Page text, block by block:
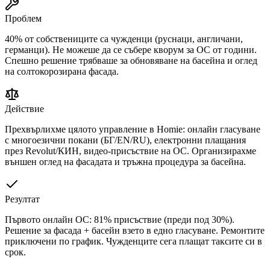
Проблем
40% от собствениците са чужденци (руснаци, англичани,
германци). Не можеше да се събере кворум за ОС от години.
Спешно решение трябваше за обновяване на басейна и оглед
на солтокорозирана фасада.
Действие
Прехвърлихме цялото управление в Homie: онлайн гласуване
с многоезични покани (БГ/EN/RU), електронни плащания
през Revolut/КИН, видео-присъствие на ОС. Организирахме
външен оглед на фасадата и тръжна процедура за басейна.
Резултат
Първото онлайн ОС: 81% присъствие (преди под 30%).
Решение за фасада + басейн взето в едно гласуване. Ремонтите
приключени по график. Чужденците сега плащат таксите си в
срок.